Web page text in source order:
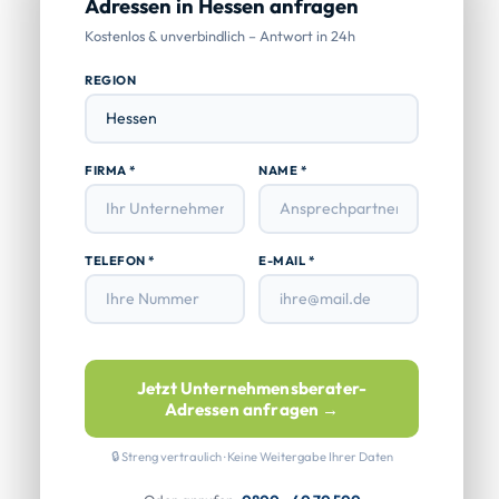
Adressen in Hessen anfragen
Kostenlos & unverbindlich – Antwort in 24h
REGION
FIRMA * NAME *
TELEFON * E-MAIL *
Jetzt Unternehmensberater-
Adressen anfragen →
🔒 Streng vertraulich · Keine Weitergabe Ihrer Daten